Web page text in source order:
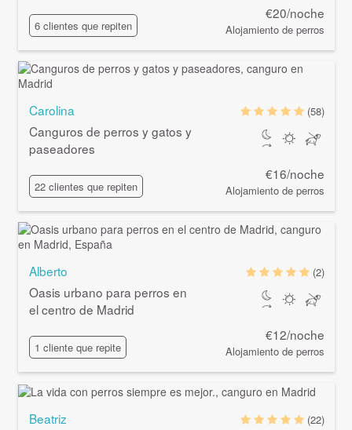
6 clientes que repiten
€20/noche
Alojamiento de perros
Carolina
Canguros de perros y gatos y
paseadores
22 clientes que repiten
(58)
€16/noche
Alojamiento de perros
Alberto
Oasis urbano para perros en
el centro de Madrid
1 cliente que repite
(2)
€12/noche
Alojamiento de perros
Beatriz
(22)